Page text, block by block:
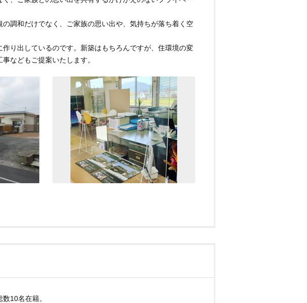
調和だけでなく、ご家族の思い出や、気持ちが落ち着く空
り出しているのです。新築はもちろんですが、住環境の変
などもご提案いたします。
10名在籍。